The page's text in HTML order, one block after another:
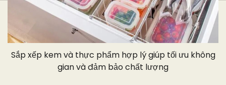
Sắp xếp kem và thực phẩm hợp lý giúp tối ưu không
gian và đảm bảo chất lượng